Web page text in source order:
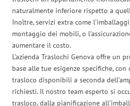
naturalmente inferiore rispetto a
Inoltre, servizi extra come
montaggio dei mobili, o
aumentare il costo.
L’azienda Traslochi Genova offre un
base alle tue esigenze specifiche,
trasloco disponibili a seconda
richiesti. Il nostro team esperto si
trasloco, dalla pianificazione